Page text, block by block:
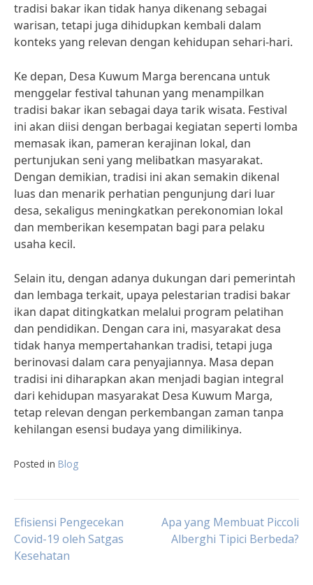
tradisi bakar ikan tidak hanya dikenang sebagai
warisan, tetapi juga dihidupkan kembali dalam
konteks yang relevan dengan kehidupan sehari-hari.
Ke depan, Desa Kuwum Marga berencana untuk
menggelar festival tahunan yang menampilkan
tradisi bakar ikan sebagai daya tarik wisata. Festival
ini akan diisi dengan berbagai kegiatan seperti lomba
memasak ikan, pameran kerajinan lokal, dan
pertunjukan seni yang melibatkan masyarakat.
Dengan demikian, tradisi ini akan semakin dikenal
luas dan menarik perhatian pengunjung dari luar
desa, sekaligus meningkatkan perekonomian lokal
dan memberikan kesempatan bagi para pelaku
usaha kecil.
Selain itu, dengan adanya dukungan dari pemerintah
dan lembaga terkait, upaya pelestarian tradisi bakar
ikan dapat ditingkatkan melalui program pelatihan
dan pendidikan. Dengan cara ini, masyarakat desa
tidak hanya mempertahankan tradisi, tetapi juga
berinovasi dalam cara penyajiannya. Masa depan
tradisi ini diharapkan akan menjadi bagian integral
dari kehidupan masyarakat Desa Kuwum Marga,
tetap relevan dengan perkembangan zaman tanpa
kehilangan esensi budaya yang dimilikinya.
Posted in Blog
Post
navigation
Efisiensi Pengecekan
Covid-19 oleh Satgas
Kesehatan
Apa yang Membuat Piccoli
Alberghi Tipici Berbeda?